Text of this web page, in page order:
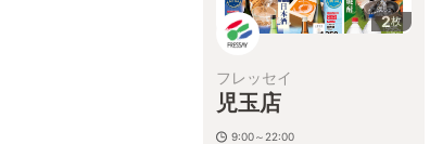
2枚
フレッセイ
児玉店
9:00～22:00